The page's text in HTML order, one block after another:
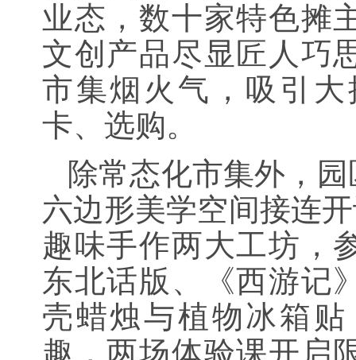
业态，数十家特色摊
文创产品尽显匠人巧
市集烟火气，吸引
卡、选购。
除常态化市集外，
六边形美学空间接连
趣味手作两大工坊，
东北话版、《西游记
壳蜡烛与植物冰箱
趣，两场体验课开启